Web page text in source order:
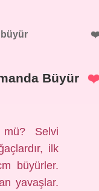
büyür
Büyür
mü? Selvi
ilk
büyürler.
yavaşlar.